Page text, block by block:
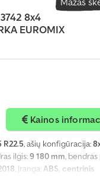
8x4
EUROMIX
Kainos
R22.5, ašių konfigūracija:
ilgis:9 180 mm ,
, Įranga: ABS, centrinis
veidrodis, oro